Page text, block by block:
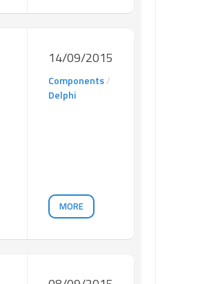
14/09/2015
Components/
Delphi
MORE